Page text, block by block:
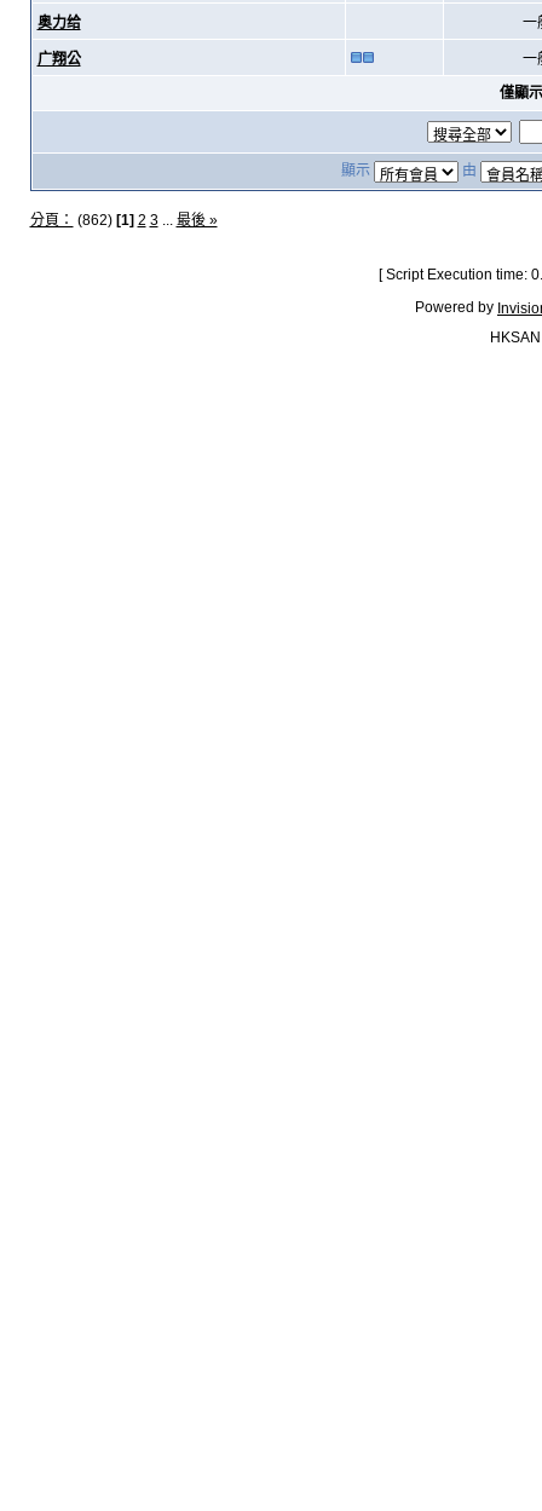
奥力给 一
广翔公
一
僅顯
顯示 由
分頁： (862) [1] 2 3... 最後 »
[ Script Execution time:
Powered by